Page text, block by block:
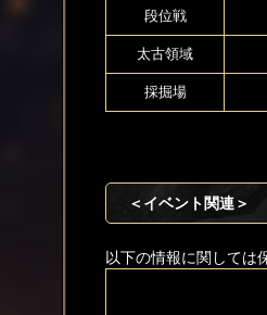
段位戦
太古領域
採掘場
＜イベント関連＞
以下の情報に関しては